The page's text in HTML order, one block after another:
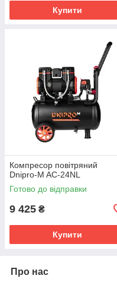
Купити
Компресор повітряний
Dnipro-M AC-24NL
Готово до відправки
9 425 ₴
Купити
Про нас